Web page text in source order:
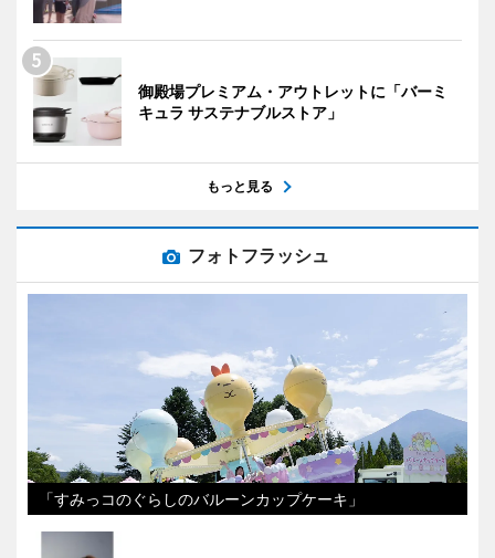
御殿場プレミアム・アウトレットに「バーミ
キュラ サステナブルストア」
もっと見る
フォトフラッシュ
「すみっコのぐらしのバルーンカップケーキ」